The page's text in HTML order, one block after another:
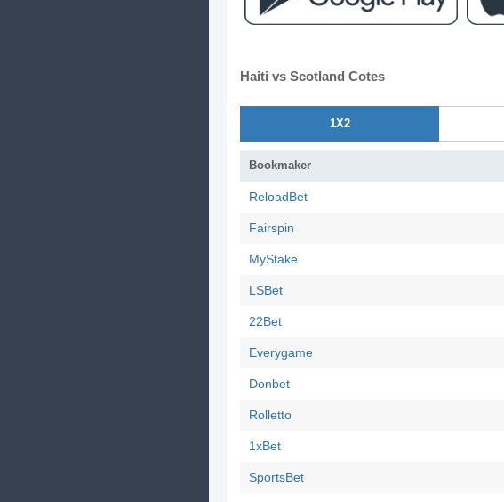
Haiti vs Scotland Cotes
1X2
Bookmaker
ReloadBet
Fairspin
MyStake
LSBet
22Bet
Everygame
Donbet
Rolletto
1xBet
SportsBet